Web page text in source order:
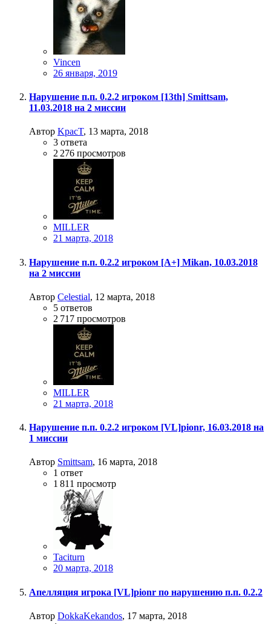
Vincen
26 января, 2019
Нарушение п.п. 0.2.2 игроком [13th] Smittsam,
11.03.2018 на 2 миссии
Автор KpacT, 13 марта, 2018
3 ответа
2 276 просмотров
MILLER
21 марта, 2018
Нарушение п.п. 0.2.2 игроком [A+] Mikan, 10.03.2018
на 2 миссии
Автор Celestial, 12 марта, 2018
5 ответов
2 717 просмотров
MILLER
21 марта, 2018
Нарушение п.п. 0.2.2 игроком [VL]pionr, 16.03.2018 на
1 миссии
Автор Smittsam, 16 марта, 2018
1 ответ
1 811 просмотр
Taciturn
20 марта, 2018
Апелляция игрока [VL]pionr по нарушению п.п. 0.2.2
Автор DokkaKekandos, 17 марта, 2018